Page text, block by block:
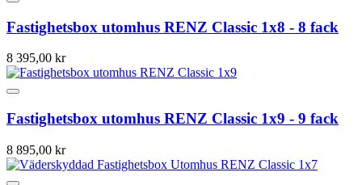
Fastighetsbox utomhus RENZ Classic 1x8 - 8 fack
8 395,00 kr
Fastighetsbox utomhus RENZ Classic 1x9 - 9 fack
8 895,00 kr